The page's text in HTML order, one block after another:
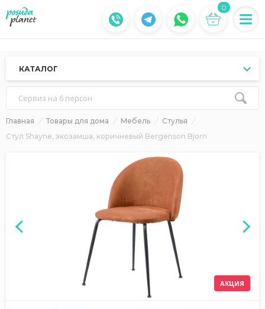
0
КАТАЛОГ
Сервиз на 6 персон
Главная Товары для дома Мебель
Стулья
Стул Shayne, экозамша, коричневый Bergenson Bjorn
АКЦИЯ